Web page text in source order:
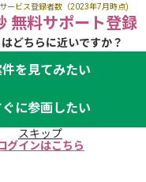
ービス登録者数（2023年7月時点)
無料サポート登録
どちらに近いですか？
を見てみたい
ぐに参画したい
スキップ
グインはこちら